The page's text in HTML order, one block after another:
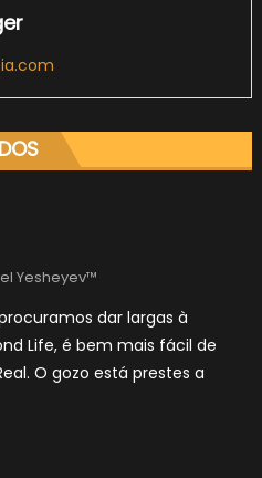
Yesheyev™
dar largas à
Life, é bem mais fácil de
O gozo está prestes a